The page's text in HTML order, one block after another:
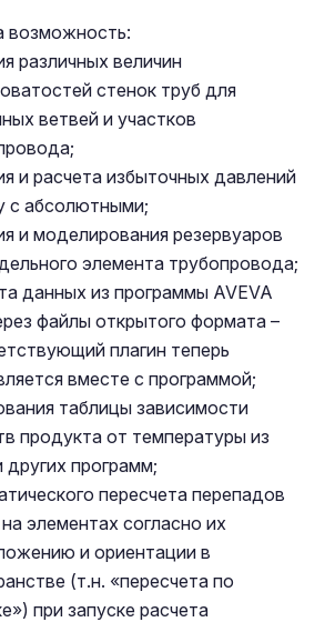
возможность:
различных величин
стенок труб для
ветвей и участков
и расчета избыточных давлений
с абсолютными;
и моделирования резервуаров
элемента трубопровода;
данных из программы AVEVA
файлы открытого формата –
плагин теперь
вместе с программой;
таблицы зависимости
продукта от температуры из
других программ;
пересчета перепадов
элементах согласно их
и ориентации в
(т.н. «пересчета по
при запуске расчета